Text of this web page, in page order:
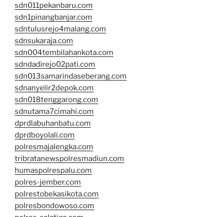
sdn011pekanbaru.com
sdn1pinangbanjar.com
sdntulusrejo4malang.com
sdnsukaraja.com
sdn004tembilahankota.com
sdndadirejo02pati.com
sdn013samarindaseberang.com
sdnanyelir2depok.com
sdn018tenggarong.com
sdnutama7cimahi.com
dprdlabuhanbatu.com
dprdboyolali.com
polresmajalengka.com
tribratanewspolresmadiun.com
humaspolrespalu.com
polres-jember.com
polrestobekasikota.com
polresbondowoso.com